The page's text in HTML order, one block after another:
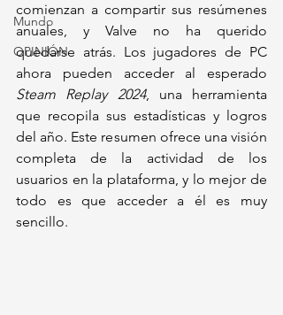
Mundo
OPINIÓN
comienzan a compartir sus resúmenes
anuales, y Valve no ha querido
quedarse atrás. Los jugadores de PC
Steam Replay 2024, una herramienta
que recopila sus estadísticas y logros
del año. Este resumen ofrece una visión
completa de la actividad de los
usuarios en la plataforma, y lo mejor de
todo es que acceder a él es muy
sencillo.